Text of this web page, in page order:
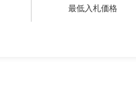
最低入札価格